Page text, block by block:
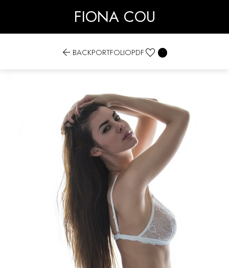
FIONA COU
 BACKPORTFOLIOPDF 